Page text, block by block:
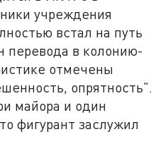
учреждения
встал на путь
перевода в колонию-
отмечены
опрятность".
майора и один
фигурант заслужил